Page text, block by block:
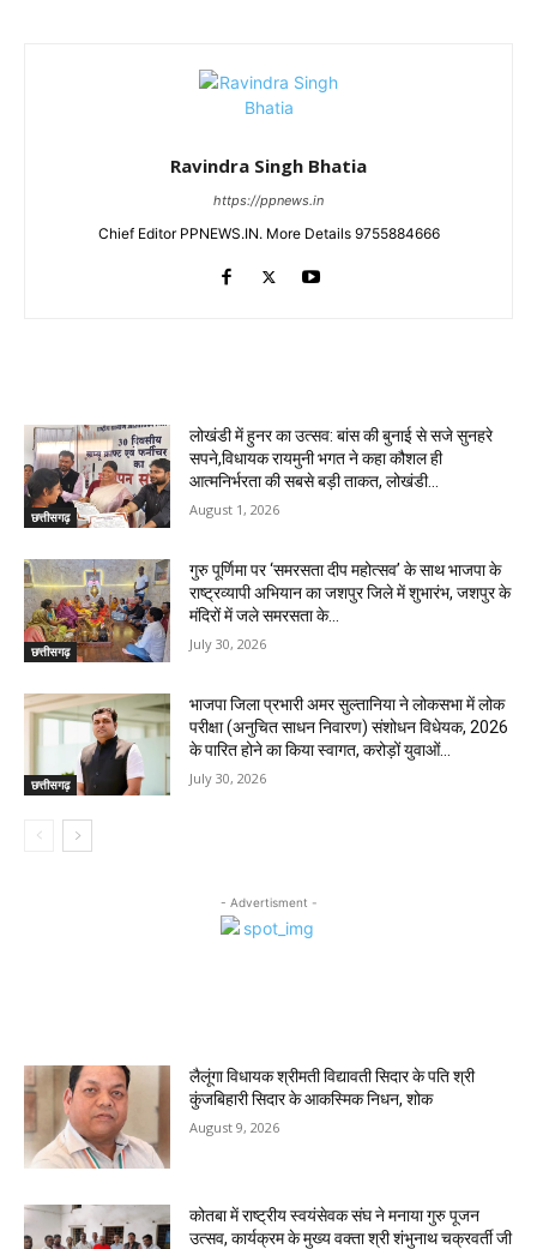
Ravindra Singh Bhatia
https://ppnews.in
Chief Editor PPNEWS.IN. More Details 9755884666
छत्तीसगढ़
लोखंडी में हुनर का उत्सव: बांस की बुनाई से सजे सुनहरे
सपने,विधायक रायमुनी भगत ने कहा कौशल ही
आत्मनिर्भरता की सबसे बड़ी ताकत, लोखंडी...
August 1, 2026
छत्तीसगढ़
गुरु पूर्णिमा पर ‘समरसता दीप महोत्सव’ के साथ भाजपा के
राष्ट्रव्यापी अभियान का जशपुर जिले में शुभारंभ, जशपुर के
मंदिरों में जले समरसता के...
July 30, 2026
छत्तीसगढ़
भाजपा जिला प्रभारी अमर सुल्तानिया ने लोकसभा में लोक
परीक्षा (अनुचित साधन निवारण) संशोधन विधेयक, 2026
के पारित होने का किया स्वागत, करोड़ों युवाओं...
July 30, 2026
- Advertisment -
लैलूंगा विधायक श्रीमती विद्यावती सिदार के पति श्री
कुंजबिहारी सिदार के आकस्मिक निधन, शोक
August 9, 2026
कोतबा में राष्ट्रीय स्वयंसेवक संघ ने मनाया गुरु पूजन
उत्सव, कार्यक्रम के मुख्य वक्ता श्री शंभुनाथ चक्रवर्ती जी